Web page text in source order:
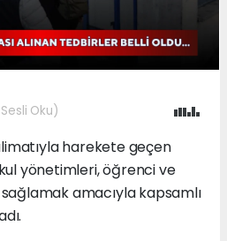
Oku)
harekete geçen
yönetimleri, öğrenci ve
amacıyla kapsamlı